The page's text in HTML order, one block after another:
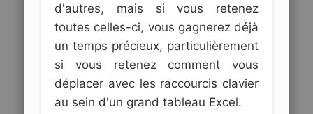
d'autres, mais si vous retenez
toutes celles-ci, vous gagnerez déjà
un temps précieux, particulièrement
si vous retenez comment vous
déplacer avec les raccourcis clavier
au sein d'un grand tableau Excel.